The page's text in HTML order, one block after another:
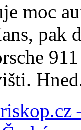
moc
pak